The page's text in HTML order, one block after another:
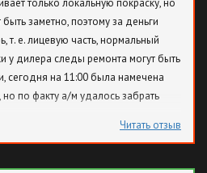
только локальную покраску, но
заметно, поэтому за деньги
т. е. лицевую часть, нормальный
у дилера следы ремонта могут быть
сегодня на 11:00 была намечена
по факту а/м удалось забрать
гаражному ремонту, после
существует до сих пор, с таким
Читать отзыв